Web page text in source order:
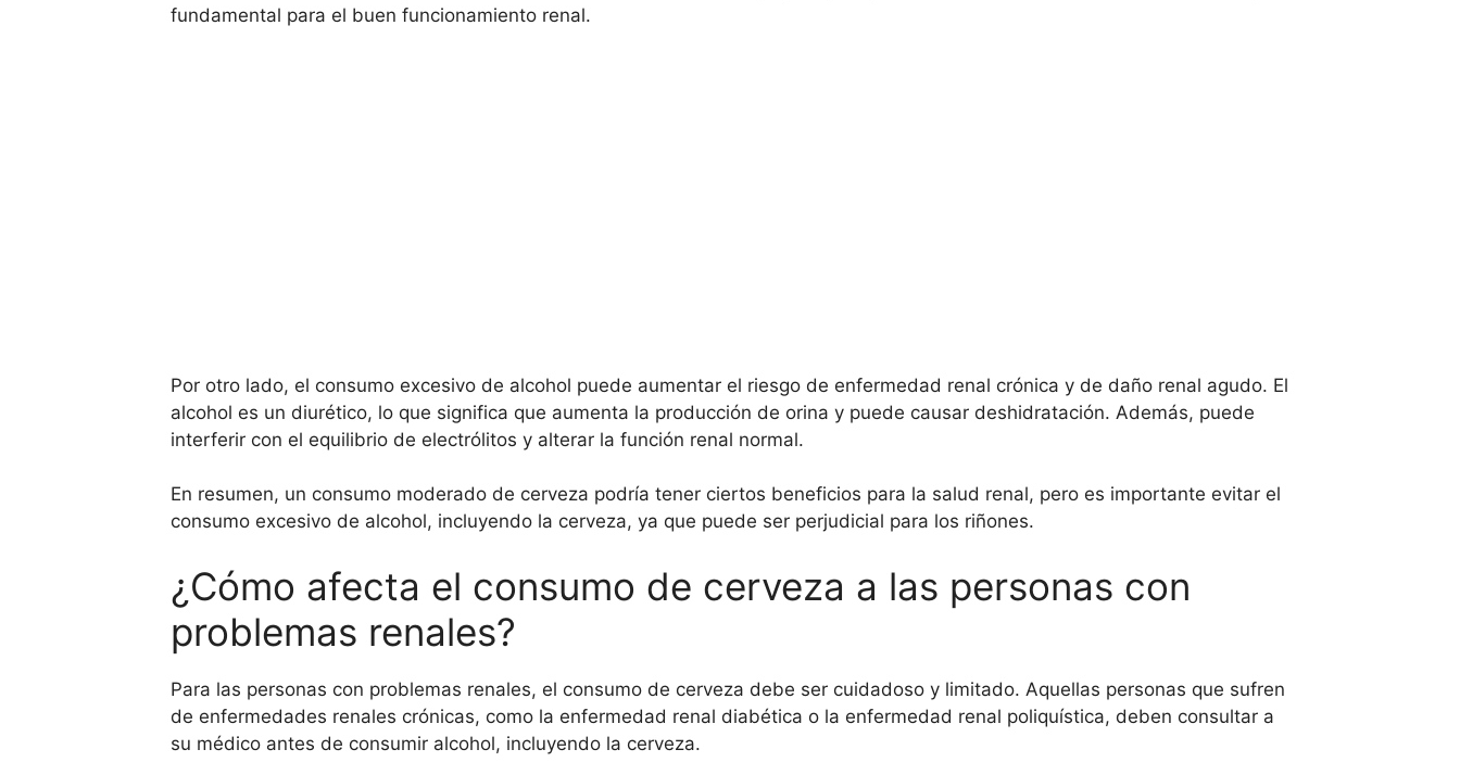
fundamental para el buen funcionamiento renal.
Por otro lado, el consumo excesivo de alcohol puede aumentar el riesgo de enfermedad renal crónica y de daño renal agudo. El
alcohol es un diurético, lo que significa que aumenta la producción de orina y puede causar deshidratación. Además, puede
interferir con el equilibrio de electrólitos y alterar la función renal normal.
En resumen, un consumo moderado de cerveza podría tener ciertos beneficios para la salud renal, pero es importante evitar el
consumo excesivo de alcohol, incluyendo la cerveza, ya que puede ser perjudicial para los riñones.
¿Cómo afecta el consumo de cerveza a las personas con
problemas renales?
Para las personas con problemas renales, el consumo de cerveza debe ser cuidadoso y limitado. Aquellas personas que sufren
de enfermedades renales crónicas, como la enfermedad renal diabética o la enfermedad renal poliquística, deben consultar a
su médico antes de consumir alcohol, incluyendo la cerveza.